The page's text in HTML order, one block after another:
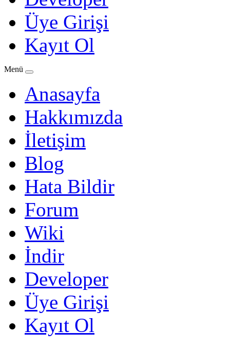
Üye Girişi
Kayıt Ol
Menü
Anasayfa
Hakkımızda
İletişim
Blog
Hata Bildir
Forum
Wiki
İndir
Developer
Üye Girişi
Kayıt Ol